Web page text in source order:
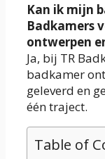
Kan ik mijn
Badkamers
ontwerpen
Ja, bij TR
badkamer
geleverd en
één traject.
Table of